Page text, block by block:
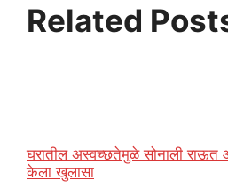
Related
घरातील अस्वच्छतेमुळे सोनाली राऊत
केला खुलासा